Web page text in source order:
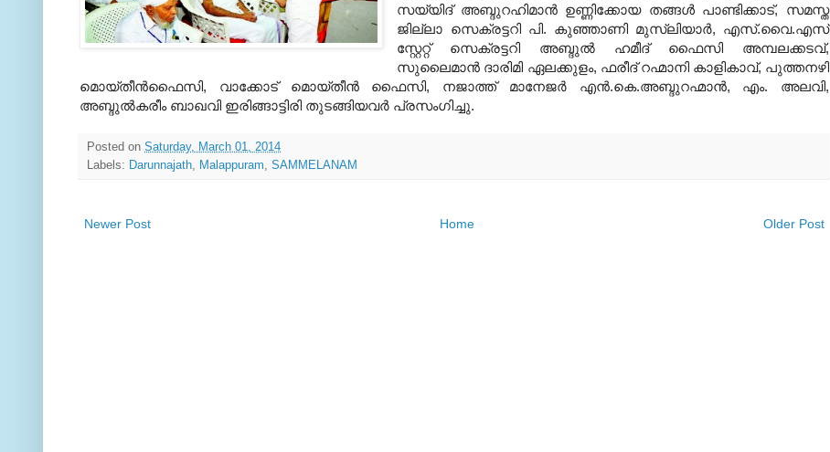
സയ്യിദ് അബ്ദുറഹിമാന്‍ ഉണ്ണിക്കോയ തങ്ങള്‍ പാണ്ടിക്കാട്, സമസ്ത
ജില്ലാ സെക്രട്ടറി പി. കുഞ്ഞാണി മുസ്‌ലിയാര്‍, എസ്.വൈ.എസ്
സ്റ്റേറ്റ് സെക്രട്ടറി അബ്ദുല്‍ ഹമീദ് ഫൈസി അമ്പലക്കടവ്,
സുലൈമാന്‍ ദാരിമി ഏലക്കുളം, ഫരീദ് റഹ്മാനി കാളികാവ്, പുത്തനഴി
മൊയ്തീന്‍ഫൈസി, വാക്കോട് മൊയ്തീന്‍ ഫൈസി, നജാത്ത് മാനേജര്‍ എന്‍.കെ.അബ്ദുറഹ്മാന്‍, എം. അലവി,
അബ്ദുല്‍കരീം ബാഖവി ഇരിങ്ങാട്ടിരി തുടങ്ങിയവര്‍ പ്രസംഗിച്ചു.
Posted on Saturday, March 01, 2014
Labels: Darunnajath Malappuram SAMMELANAM
Newer Post Older Post
Home